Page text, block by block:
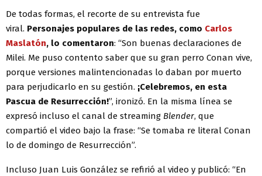
De todas formas, el recorte de su entrevista fue
viral. Personajes populares de las redes, como Carlos
Maslatón, lo comentaron: “Son buenas declaraciones de
Milei. Me puso contento saber que su gran perro Conan vive,
porque versiones malintencionadas lo daban por muerto
para perjudicarlo en su gestión. ¡Celebremos, en esta
Pascua de Resurrección!”, ironizó. En la misma línea se
expresó incluso el canal de streaming Blender, que
compartió el video bajo la frase: “Se tomaba re literal Conan
lo de domingo de Resurrección”.
Incluso Juan Luis González se refirió al video y publicó: “En